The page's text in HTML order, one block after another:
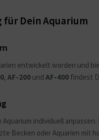
Dein Aquarium
entwickelt worden und
, AF-200 und AF-400 findest
individuell
Becken oder Aquarien mit